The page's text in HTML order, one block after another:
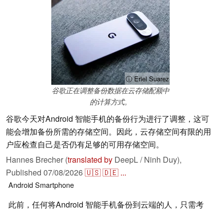
ⓘ Eriel Suarez
谷歌正在调整备份数据在云存储配额中
的计算方式。
谷歌今天对Android 智能手机的备份行为进行了调整，这可
能会增加备份所需的存储空间。因此，云存储空间有限的用
户应检查自己是否仍有足够的可用存储空间。
Hannes Brecher (translated by DeepL / Ninh Duy),
Published 07/08/2026🇺🇸🇩🇪 ...
AndroidSmartphone
此前，任何将Android 智能手机备份到云端的人，只需考